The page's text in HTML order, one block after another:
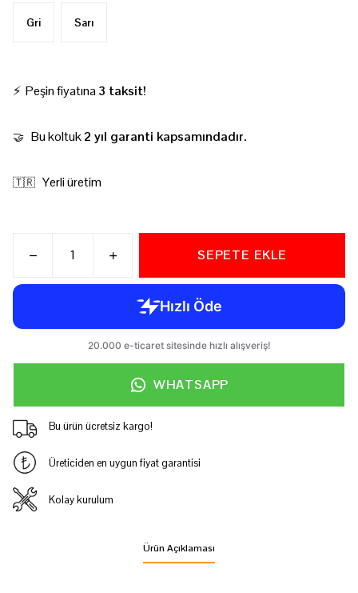
Gri Sarı
⚡ Peşin fiyatına 3 taksit!
🤝 Bu koltuk2 yıl garanti kapsamındadır.
🇹🇷 Yerli üretim
SEPETE EKLE
WHATSAPP
Bu ürün ücretsiz kargo!
Üreticiden en uygun fiyat garantisi
Kolay kurulum
Ürün Açıklaması